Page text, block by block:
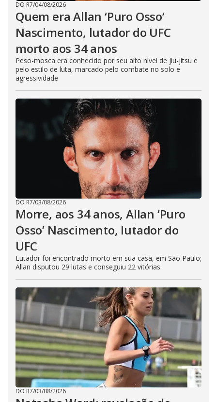
DO R7/04/08/2026
Quem era Allan ‘Puro Osso’
Nascimento, lutador do UFC
morto aos 34 anos
Peso-mosca era conhecido por seu alto nível de jiu-jitsu e
pelo estilo de luta, marcado pelo combate no solo e
agressividade
DO R7/03/08/2026
Morre, aos 34 anos, Allan ‘Puro
Osso’ Nascimento, lutador do
UFC
Lutador foi encontrado morto em sua casa, em São Paulo;
Allan disputou 29 lutas e conseguiu 22 vitórias
DO R7/03/08/2026